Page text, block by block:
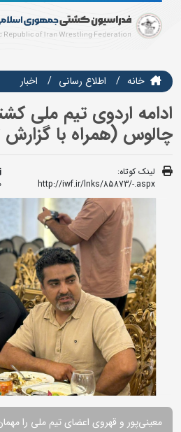
خانه اطلاع رسانی اخبار
ادامه اردوی تیم ملی
چالوس (همراه با
لینک کوتاه:
http://iwf.ir/lnks/85873/-.aspx
معینی‌پور و قهروی اعضای تیم ملی را